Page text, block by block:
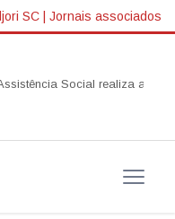
SC | Jornais associados
Social realiza abertura da